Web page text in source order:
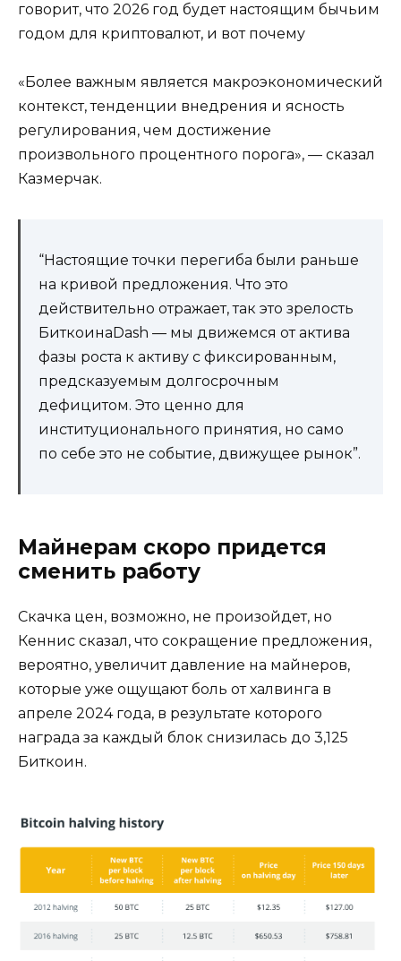
говорит, что 2026 год будет настоящим бычьим
годом для криптовалют, и вот почему
«Более важным является макроэкономический
контекст, тенденции внедрения и ясность
регулирования, чем достижение
произвольного процентного порога», — сказал
Казмерчак.
“Настоящие точки перегиба были раньше
на кривой предложения. Что это
действительно отражает, так это зрелость
БиткоинаDash — мы движемся от актива
фазы роста к активу с фиксированным,
предсказуемым долгосрочным
дефицитом. Это ценно для
институционального принятия, но само
по себе это не событие, движущее рынок”.
Майнерам скоро придется
сменить работу
Скачка цен, возможно, не произойдет, но
Кеннис сказал, что сокращение предложения,
вероятно, увеличит давление на майнеров,
которые уже ощущают боль от халвинга в
апреле 2024 года, в результате которого
награда за каждый блок снизилась до 3,125
Биткоин.